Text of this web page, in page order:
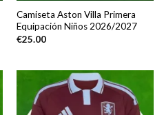
Camiseta Aston Villa Primera
Equipación Niños 2026/2027
€25.00